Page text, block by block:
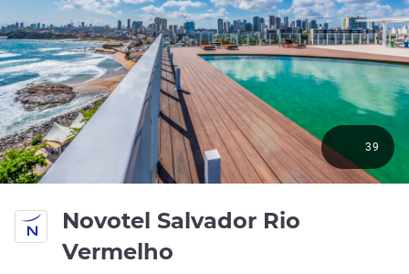
Novotel Salvador Rio
Vermelho
39